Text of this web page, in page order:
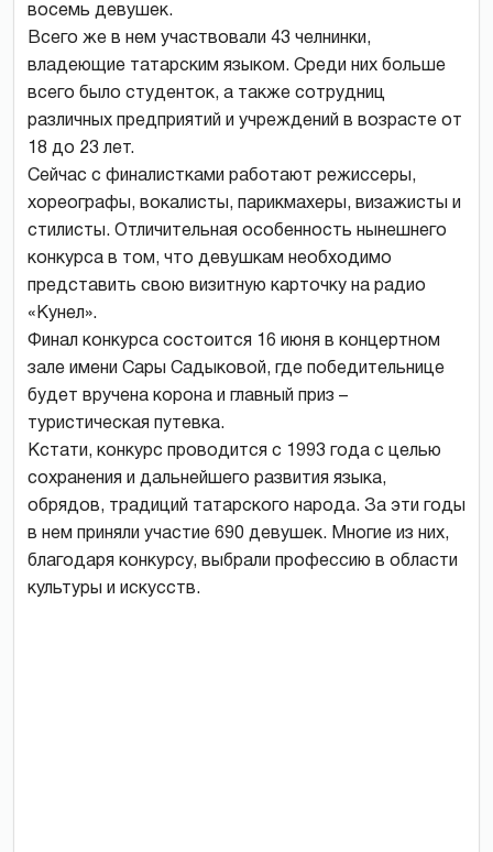
восемь девушек.
Всего же в нем участвовали 43 челнинки,
владеющие татарским языком. Среди них больше
всего было студенток, а также сотрудниц
различных предприятий и учреждений в возрасте от
18 до 23 лет.
Сейчас с финалистками работают режиссеры,
хореографы, вокалисты, парикмахеры, визажисты и
стилисты. Отличительная особенность нынешнего
конкурса в том, что девушкам необходимо
представить свою визитную карточку на радио
«Кунел».
Финал конкурса состоится 16 июня в концертном
зале имени Сары Садыковой, где победительнице
будет вручена корона и главный приз –
туристическая путевка.
Кстати, конкурс проводится с 1993 года с целью
сохранения и дальнейшего развития языка,
обрядов, традиций татарского народа. За эти годы
в нем приняли участие 690 девушек. Многие из них,
благодаря конкурсу, выбрали профессию в области
культуры и искусств.